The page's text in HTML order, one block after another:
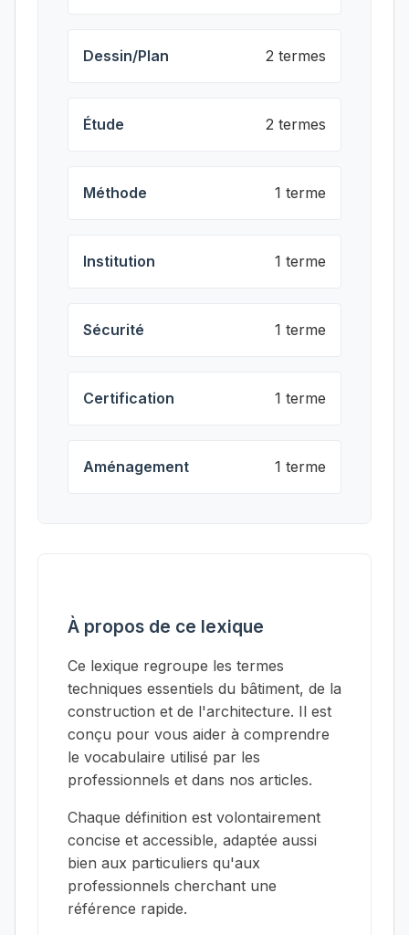
Dessin/Plan 2 termes
Étude 2 termes
Méthode 1 terme
Institution 1 terme
Sécurité 1 terme
Certification 1 terme
Aménagement 1 terme
À propos de ce lexique
Ce lexique regroupe les termes
techniques essentiels du bâtiment, de la
construction et de l'architecture. Il est
conçu pour vous aider à comprendre
le vocabulaire utilisé par les
professionnels et dans nos articles.
Chaque définition est volontairement
concise et accessible, adaptée aussi
bien aux particuliers qu'aux
professionnels cherchant une
référence rapide.